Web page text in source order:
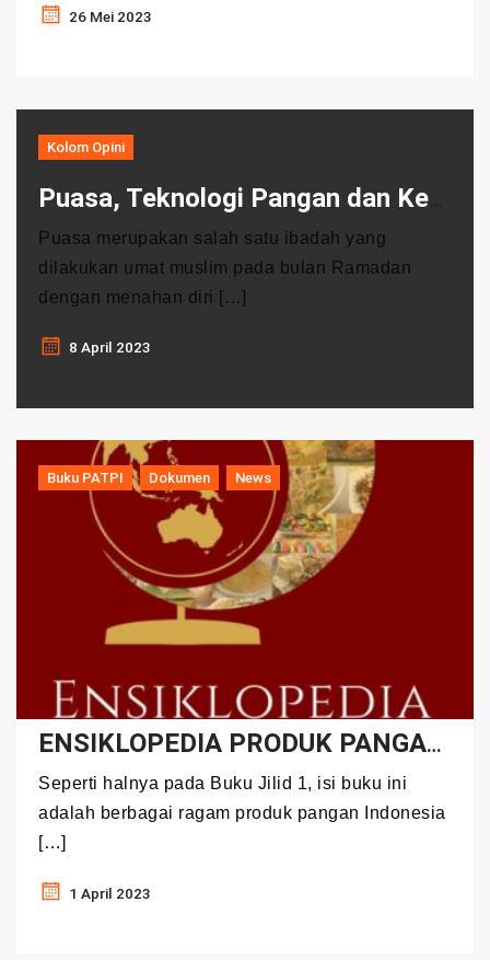
26 Mei 2023
Kolom Opini
Puasa merupakan salah satu ibadah yang
dilakukan umat muslim pada bulan Ramadan
dengan menahan diri […]
8 April 2023
Buku PATPI Dokumen News
ENSIKLOPEDIA PRODUK PANGAN INDONESIA Jilid 2
Seperti halnya pada Buku Jilid 1, isi buku ini
adalah berbagai ragam produk pangan Indonesia
[…]
1 April 2023